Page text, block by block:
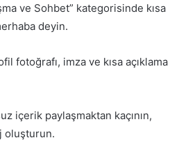
ve Sohbet” kategorisinde kısa
deyin.
fotoğrafı, imza ve kısa açıklama
içerik paylaşmaktan kaçının,
oluşturun.